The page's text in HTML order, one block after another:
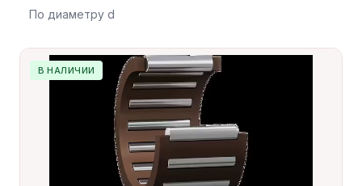
По диаметру d
В НАЛИЧИИ